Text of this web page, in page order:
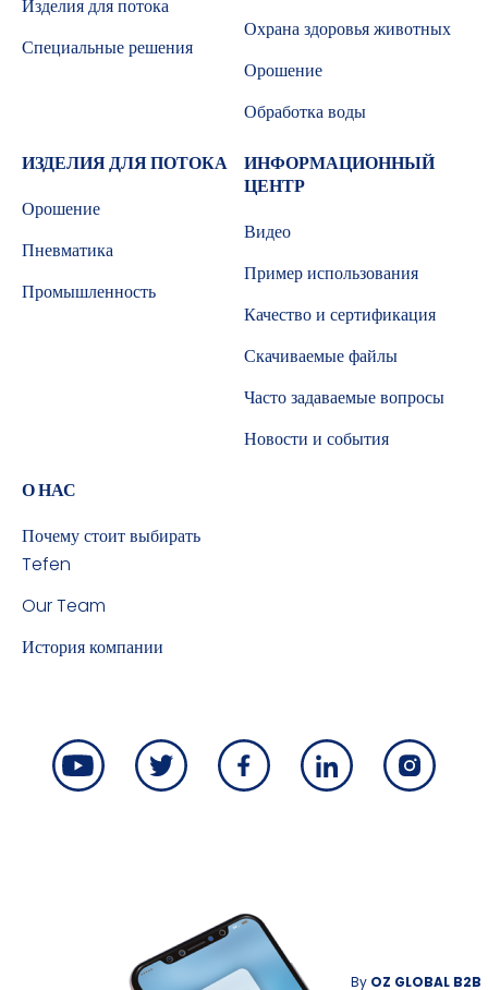
Изделия для потока
Специальные решения
Охрана здоровья животных
Орошение
Обработка воды
ИЗДЕЛИЯ ДЛЯ ПОТОКА
Орошение
Пневматика
Промышленность
ИНФОРМАЦИОННЫЙ
ЦЕНТР
Видео
Пример использования
Качество и сертификация
Скачиваемые файлы
Часто задаваемые вопросы
Новости и события
О НАС
Почему стоит выбирать
Tefen
Our Team
История компании
By OZ GLOBAL B2B